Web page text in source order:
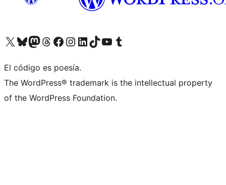
Visit our X (formerly Twitter) account
Visit our Bluesky account
Visit our Mastodon account
Visit our Threads account
Visita nuestra página de Facebook
Visita nuestra cuenta de Instagram
Visita nuestra cuenta de LinkedIn
Visit our TikTok account
Visita nuestro canal de YouTube
Visit our Tumblr account
El código es poesía.
The WordPress® trademark is the intellectual property
of the WordPress Foundation.